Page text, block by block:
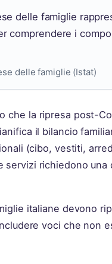
delle famiglie
comprendere i
delle famiglie (Istat)
che la ripresa post-
il bilancio
(cibo, vestiti,
servizi richiedono una
italiane devono
voci che non